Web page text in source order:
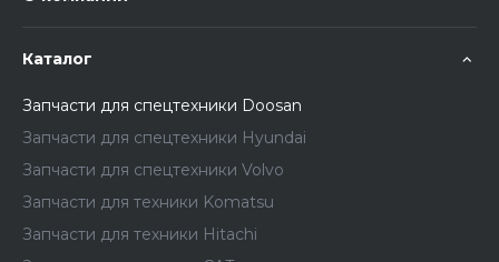
Каталог
Запчасти для спецтехники Doosan
Запчасти для спецтехники Hyundai
Запчасти для спецтехники Volvo
Запчасти для техники Komatsu
Запчасти для техники Hitachi